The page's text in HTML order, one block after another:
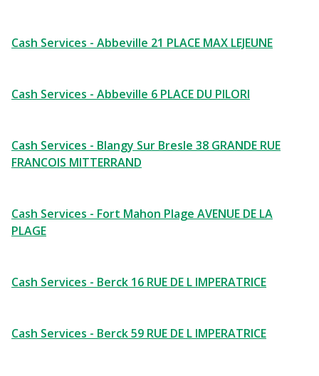
Cash Services - Abbeville 21 PLACE MAX LEJEUNE
Cash Services - Abbeville 6 PLACE DU PILORI
Cash Services - Blangy Sur Bresle 38 GRANDE RUE
FRANCOIS MITTERRAND
Cash Services - Fort Mahon Plage AVENUE DE LA
PLAGE
Cash Services - Berck 16 RUE DE L IMPERATRICE
Cash Services - Berck 59 RUE DE L IMPERATRICE